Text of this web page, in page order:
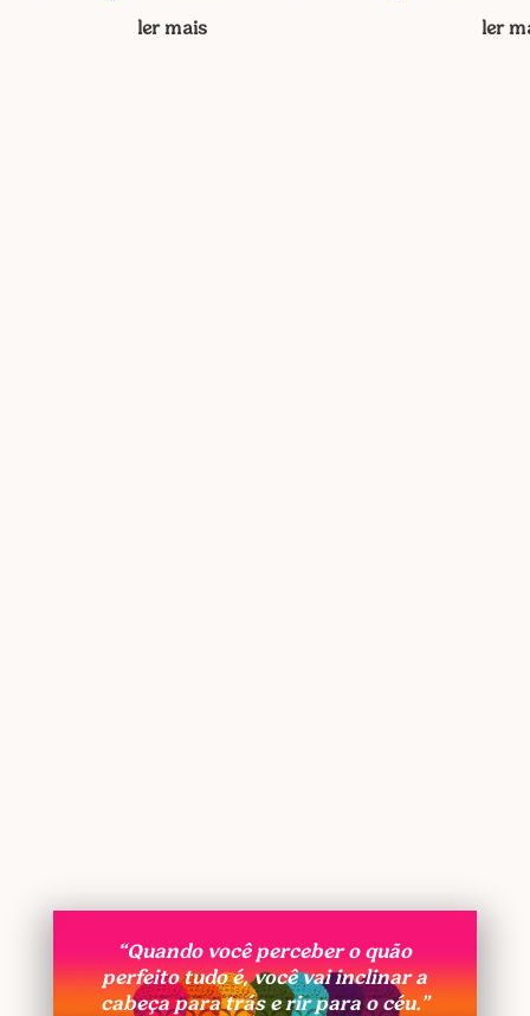
ler mais ler
“Quando você perceber o quão
perfeito tudo é, você vai inclinar a
cabeça para trás e rir para o céu.”